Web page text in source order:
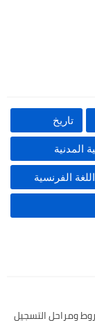
تاريخ
المدنية
اللغة الفرنسية
الأمة 2025 | شروط ومراحل التسجيل